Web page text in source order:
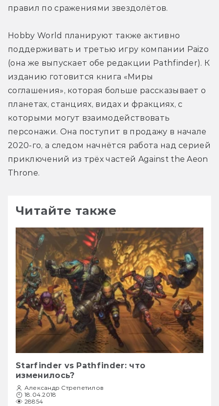
правил по сражениями звездолётов.
Hobby World планируют также активно
поддерживать и третью игру компании Paizo
(она же выпускает обе редакции Pathfinder). К
изданию готовится книга «Миры
соглашения», которая больше рассказывает о
планетах, станциях, видах и фракциях, с
которыми могут взаимодействовать
персонажи. Она поступит в продажу в начале
2020-го, а следом начнётся работа над серией
приключений из трёх частей Against the Aeon
Throne.
Читайте также
Starfinder vs Pathfinder: что
изменилось?
Александр Стрепетилов
18.04.2018
28854